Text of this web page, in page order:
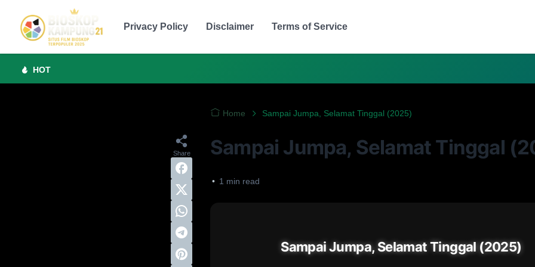
Privacy Policy Disclaimer Terms of Service
HOT
Home Sampai Jumpa, Selamat Tinggal (2025)
Sampai Jumpa, Selamat Tinggal
• 1 min read
Sampai Jumpa, Selamat Tinggal (2025)